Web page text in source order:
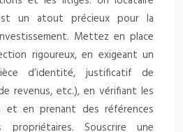
un atout précieux pour la
Mettez en place
rigoureux, en exigeant un
d’identité, justificatif de
revenus, etc.), en vérifiant les
et en prenant des références
propriétaires. Souscrire une